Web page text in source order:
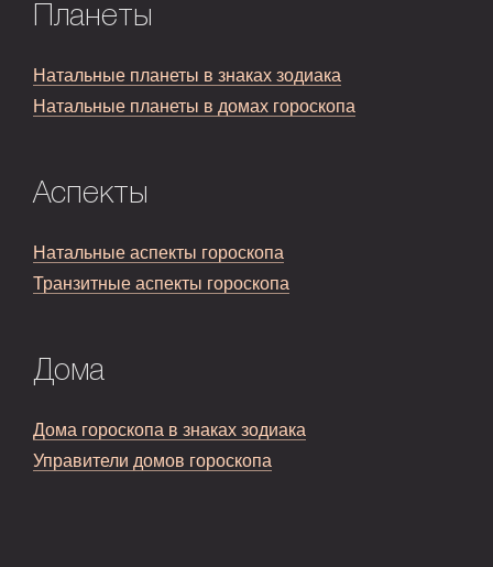
Планеты
Натальные планеты в знаках зодиака
Натальные планеты в домах гороскопа
Аспекты
Натальные аспекты гороскопа
Транзитные аспекты гороскопа
Дома
Дома гороскопа в знаках зодиака
Управители домов гороскопа